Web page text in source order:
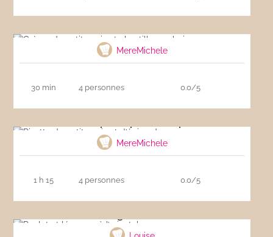
Crème de petits pois et chantilly aux baies
MereMichele
30 min 4 personnes 0.0/5
MereMichele
1 h 15 4 personnes 0.0/5